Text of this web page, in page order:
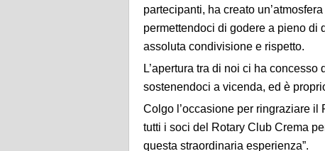
partecipanti, ha creato
permettendoci di godere a pieno di
assoluta condivisione e rispetto.
L’apertura tra di noi ci ha
sostenendoci a vicenda, ed è
Colgo l’occasione per ringraziare
tutti i soci del Rotary Club Crema
questa straordinaria esperienza”.